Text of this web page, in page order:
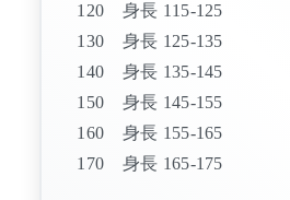
120 身長 115-125
130 身長 125-135
140 身長 135-145
150 身長 145-155
160 身長 155-165
170 身長 165-175